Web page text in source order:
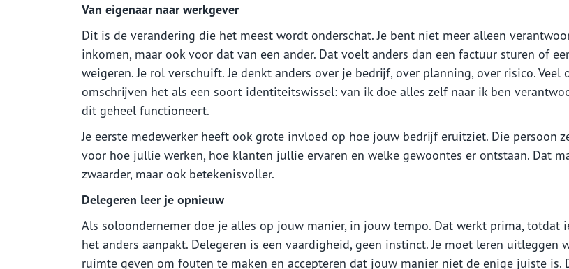
Van eigenaar naar werkgever
Dit is de verandering die het meest wordt onderschat. Je bent niet meer alleen
inkomen, maar ook voor dat van een ander. Dat voelt anders dan een factuur sturen of
weigeren. Je rol verschuift. Je denkt anders over je bedrijf, over planning, over risico. Veel
omschrijven het als een soort identiteitswissel: van ik doe alles zelf naar ik ben
dit geheel functioneert.
Je eerste medewerker heeft ook grote invloed op hoe jouw bedrijf eruitziet. Die persoon
voor hoe jullie werken, hoe klanten jullie ervaren en welke gewoontes er ontstaan. Dat
zwaarder, maar ook betekenisvoller.
Delegeren leer je opnieuw
Als soloondernemer doe je alles op jouw manier, in jouw tempo. Dat werkt prima, totdat
het anders aanpakt. Delegeren is een vaardigheid, geen instinct. Je moet leren uitleggen
ruimte geven om fouten te maken en accepteren dat jouw manier niet de enige juiste is.